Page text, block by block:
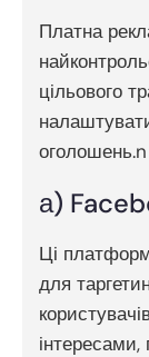
Платна
цільового
оголошень.n
а)
Ці
для